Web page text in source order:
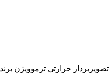
تصویربردار حرارتی ترموویژن برند CEM مدل DT-9885